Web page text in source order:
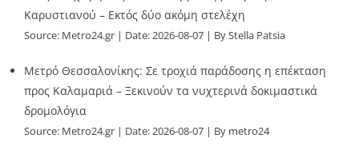
Καρυστιανού – Εκτός δύο ακόμη στελέχη
Source: Metro24.gr Date: 2026-08-07 By Stella Patsia
Μετρό Θεσσαλονίκης: Σε τροχιά παράδοσης η επέκταση
προς Καλαμαριά – Ξεκινούν τα νυχτερινά δοκιμαστικά
δρομολόγια
Source: Metro24.gr Date: 2026-08-07 By metro24